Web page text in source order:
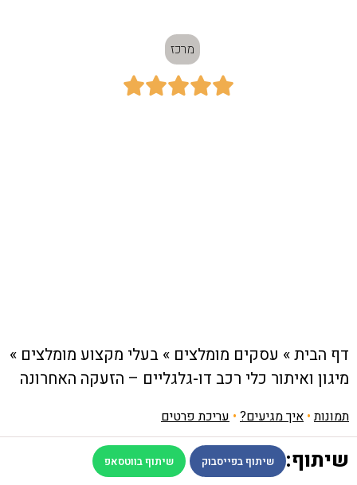
מרכז





דף הבית» עסקים מומלצים » בעלי מקצוע מומלצים »
מיגון ואיתור כלי רכב דו-גלגליים – הזעקה האחרונה
תמונות• איך מגיעים? • עריכת פרטים
שיתוף: שיתוף בפייסבוק שיתוף בווטסאפ